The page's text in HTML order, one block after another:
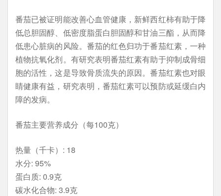
番茄已被证明能改善心血管健康，新鲜西红柿有助于降
低总胆固醇、低密度脂蛋白胆固醇和甘油三酯，从而降
低患心脏病的风险。番茄的红色归功于番茄红素，一种
植物抗氧化剂。有研究表明番茄红素有助于抑制成骨细
胞的活性，这是导致骨质流失的原因。番茄红素也对眼
睛健康有益，研究表明，番茄红素可以预防或延缓白内
障的发病。
番茄主要营养成分（每100克）
热量（千卡）: 18
水分: 95%
蛋白质: 0.9克
碳水化合物: 3.9克